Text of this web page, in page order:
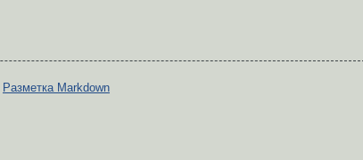
Разметка Markdown